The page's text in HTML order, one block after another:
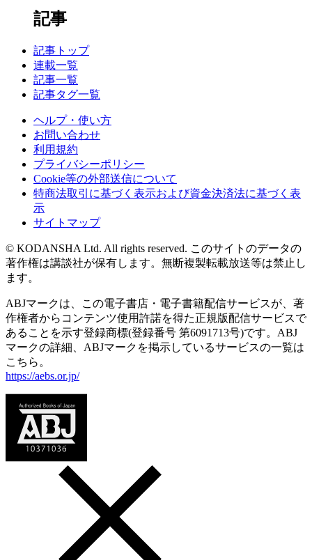
記事
記事トップ
連載一覧
記事一覧
記事タグ一覧
ヘルプ・使い方
お問い合わせ
利用規約
プライバシーポリシー
Cookie等の外部送信について
特商法取引に基づく表示および資金決済法に基づく表
示
サイトマップ
© KODANSHA Ltd. All rights reserved. このサイトのデータの
著作権は講談社が保有します。無断複製転載放送等は禁止し
ます。
ABJマークは、この電子書店・電子書籍配信サービスが、著
作権者からコンテンツ使用許諾を得た正規版配信サービスで
あることを示す登録商標(登録番号 第6091713号)です。ABJ
マークの詳細、ABJマークを掲示しているサービスの一覧は
こちら。
https://aebs.or.jp/